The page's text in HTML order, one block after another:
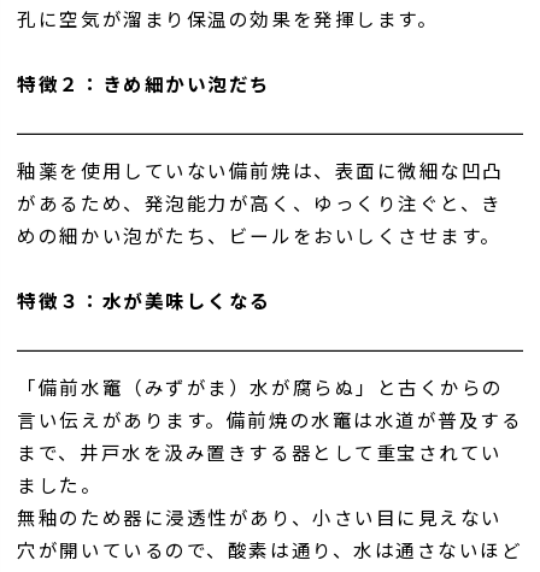
孔に空気が溜まり保温の効果を発揮します。
特徴２：きめ細かい泡だち
釉薬を使用していない備前焼は、表面に微細な凹凸
があるため、発泡能力が高く、ゆっくり注ぐと、き
めの細かい泡がたち、ビールをおいしくさせます。
特徴３：水が美味しくなる
「備前水竈（みずがま）水が腐らぬ」と古くからの
言い伝えがあります。備前焼の水竈は水道が普及する
まで、井戸水を汲み置きする器として重宝されてい
ました。
無釉のため器に浸透性があり、小さい目に見えない
穴が開いているので、酸素は通り、水は通さないほど